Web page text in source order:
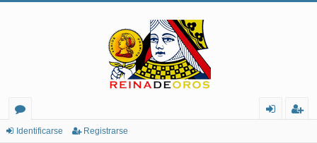
or
Identificarse Registrarse